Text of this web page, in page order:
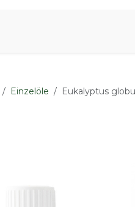
Einzelöle Eukalyptus